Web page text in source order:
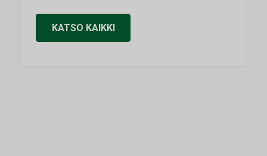
KATSO KAIKKI